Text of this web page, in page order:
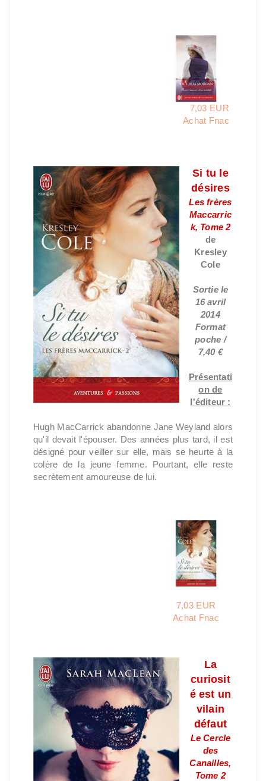
7,03 EUR
Achat Fnac
Si tu le
désires
Les frères
Maccarric
k, Tome 2
de
Kresley
Cole
Sortie le
16 avril
2014
Format
poche /
7,40 €
Présentati
on de
l'éditeur :
Hugh MacCarrick abandonne Jane Weyland alors
qu'il devait l'épouser. Des années plus tard, il est
désigné pour veiller sur elle, mais se heurte à la
colère de la jeune femme. Pourtant, elle reste
secrètement amoureuse de lui.
7,03 EUR
Achat Fnac
La
curiosit
é est un
vilain
défaut
Le Cercle
des
Canailles,
Tome 2